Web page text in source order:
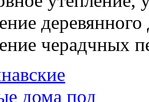
черадчных